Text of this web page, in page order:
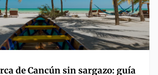
de Cancún sin sargazo: guía